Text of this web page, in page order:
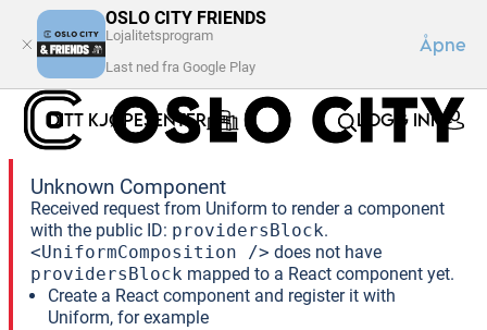
OSLO CITY FRIENDS
Lojalitetsprogram
Last ned fra Google Play
Åpne
DITT KJØPESENTER LOGG INN
Unknown Component
Received request from Uniform to render a component
with the public ID: providersBlock.
<UniformComposition /> does not have
providersBlock mapped to a React component yet.
Create a React component and register it with
Uniform, for example